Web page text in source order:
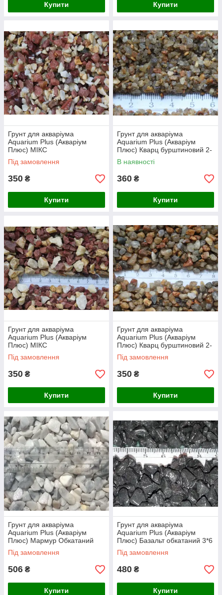
Купити Купити
Грунт для акваріума
Aquarium Plus (Акваріум
Плюс) МІКС
Кварцит+Мармур 2,5*5 мм,
10 кг
Під замовлення
350 ₴
Купити
Грунт для акваріума
Aquarium Plus (Акваріум
Плюс) Кварц бурштиновий 2-
3 мм, 10 кг
В наявності
360 ₴
Купити
Грунт для акваріума
Aquarium Plus (Акваріум
Плюс) МІКС
Кварцит+Мармур 5*8 мм, 10
кг
Під замовлення
350 ₴
Купити
Грунт для акваріума
Aquarium Plus (Акваріум
Плюс) Кварц бурштиновий 2-
4 мм, 10 кг
Під замовлення
350 ₴
Купити
Грунт для акваріума
Aquarium Plus (Акваріум
Плюс) Мармур Обкатаний
білий 4*7 мм, 10 кг
Під замовлення
506 ₴
Купити
Грунт для акваріума
Aquarium Plus (Акваріум
Плюс) Базальт обкатаний 3*6
мм, 10 кг
Під замовлення
480 ₴
Купити